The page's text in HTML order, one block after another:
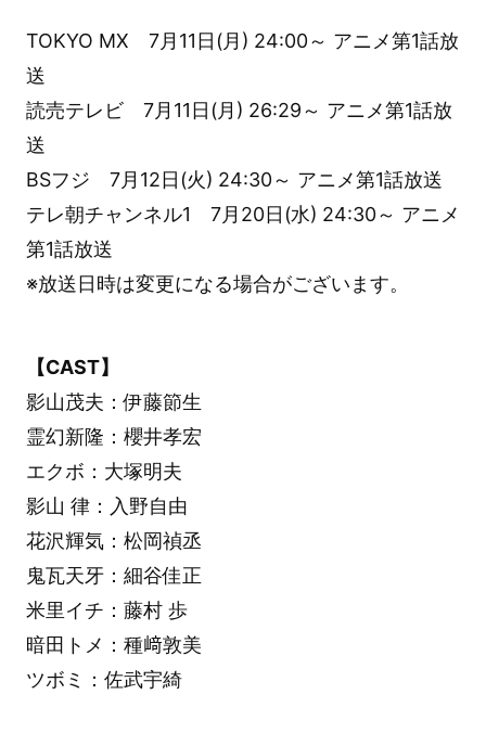
TOKYO MX 7月11日(月) 24:00～ アニメ第1話放
送
読売テレビ 7月11日(月) 26:29～ アニメ第1話放
送
BSフジ 7月12日(火) 24:30～ アニメ第1話放送
テレ朝チャンネル1 7月20日(水) 24:30～ アニメ
第1話放送
※放送日時は変更になる場合がございます。
【CAST】
影山茂夫：伊藤節生
霊幻新隆：櫻井孝宏
エクボ：大塚明夫
影山 律：入野自由
花沢輝気：松岡禎丞
鬼瓦天牙：細谷佳正
米里イチ：藤村 歩
暗田トメ：種﨑敦美
ツボミ：佐武宇綺